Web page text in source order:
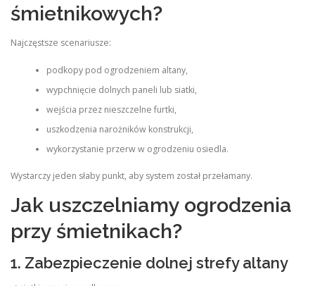
śmietnikowych?
Najczęstsze scenariusze:
podkopy pod ogrodzeniem altany,
wypchnięcie dolnych paneli lub siatki,
wejścia przez nieszczelne furtki,
uszkodzenia narożników konstrukcji,
wykorzystanie przerw w ogrodzeniu osiedla.
Wystarczy jeden słaby punkt, aby system został przełamany.
Jak uszczelniamy ogrodzenia
przy śmietnikach?
1. Zabezpieczenie dolnej strefy altany